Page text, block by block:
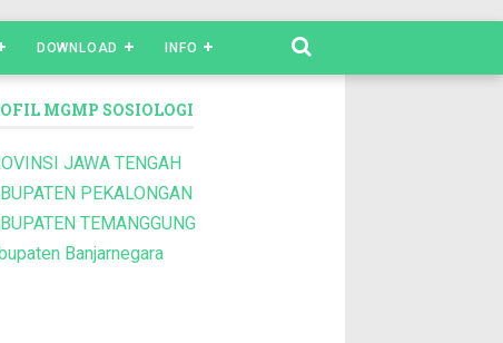
DOWNLOAD INFO
MGMP SOSIOLOGI
JAWA TENGAH
PEKALONGAN
TEMANGGUNG
Banjarnegara